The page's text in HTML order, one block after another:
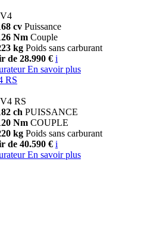
cv Puissance
Nm Couple
kg Poids sans carburant
de 28.990 € i
En savoir plus
RS
RS
ch PUISSANCE
Nm COUPLE
kg Poids sans carburant
de 40.590 € i
En savoir plus